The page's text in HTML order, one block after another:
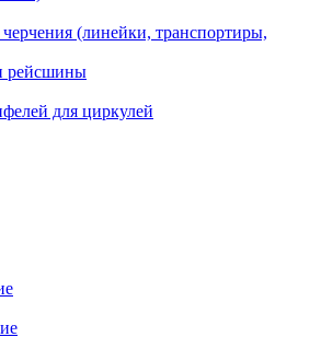
(линейки, транспортиры,
рейсшины
для циркулей